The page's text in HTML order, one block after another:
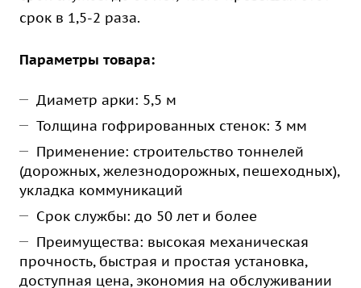
срок в 1,5-2 раза.
Параметры товара:
Диаметр арки: 5,5 м
Толщина гофрированных стенок: 3 мм
Применение: строительство тоннелей
(дорожных, железнодорожных, пешеходных),
укладка коммуникаций
Срок службы: до 50 лет и более
Преимущества: высокая механическая
прочность, быстрая и простая установка,
доступная цена, экономия на обслуживании